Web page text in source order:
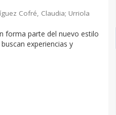
Cofré, Claudia; Urriola
forma parte del nuevo estilo
experiencias y